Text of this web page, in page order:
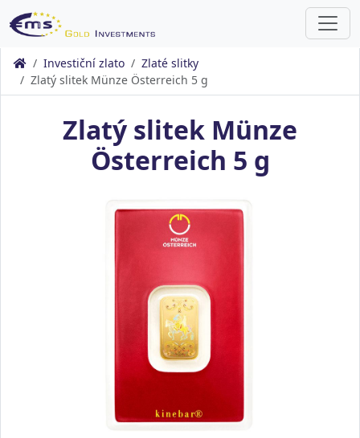
Investiční zlato
Zlaté slitky
Zlatý slitek Münze Österreich 5 g
Zlatý slitek Münze
Österreich 5 g